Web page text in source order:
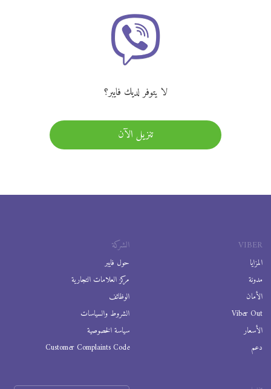
لا يتوفر لديك فايبر؟
تنزيل الآن
VIBER
المزايا
مدونة
الأمان
Viber Out
الأسعار
دعم
الشركة
حول فايبر
مركز العلامات التجارية
الوظائف
الشروط والسياسات
سياسة الخصوصية
Customer Complaints Code